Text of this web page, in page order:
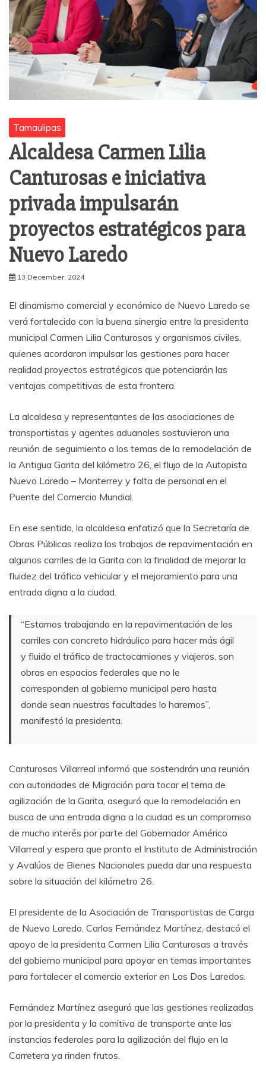
Tamaulipas
Alcaldesa Carmen Lilia
Canturosas e iniciativa
privada impulsarán
proyectos estratégicos para
Nuevo Laredo
13 December, 2024
El dinamismo comercial y económico de Nuevo Laredo se
verá fortalecido con la buena sinergia entre la presidenta
municipal Carmen Lilia Canturosas y organismos civiles,
quienes acordaron impulsar las gestiones para hacer
realidad proyectos estratégicos que potenciarán las
ventajas competitivas de esta frontera.
La alcaldesa y representantes de las asociaciones de
transportistas y agentes aduanales sostuvieron una
reunión de seguimiento a los temas de la remodelación de
la Antigua Garita del kilómetro 26, el flujo de la Autopista
Nuevo Laredo – Monterrey y falta de personal en el
Puente del Comercio Mundial.
En ese sentido, la alcaldesa enfatizó que la Secretaría de
Obras Públicas realiza los trabajos de repavimentación en
algunos carriles de la Garita con la finalidad de mejorar la
fluidez del tráfico vehicular y el mejoramiento para una
entrada digna a la ciudad.
“Estamos trabajando en la repavimentación de los
carriles con concreto hidráulico para hacer más ágil
y fluido el tráfico de tractocamiones y viajeros, son
obras en espacios federales que no le
corresponden al gobierno municipal pero hasta
donde sean nuestras facultades lo haremos”,
manifestó la presidenta.
Canturosas Villarreal informó que sostendrán una reunión
con autoridades de Migración para tocar el tema de
agilización de la Garita, aseguró que la remodelación en
busca de una entrada digna a la ciudad es un compromiso
de mucho interés por parte del Gobernador Américo
Villarreal y espera que pronto el Instituto de Administración
y Avalúos de Bienes Nacionales pueda dar una respuesta
sobre la situación del kilómetro 26.
El presidente de la Asociación de Transportistas de Carga
de Nuevo Laredo, Carlos Fernández Martínez, destacó el
apoyo de la presidenta Carmen Lilia Canturosas a través
del gobierno municipal para apoyar en temas importantes
para fortalecer el comercio exterior en Los Dos Laredos.
Fernández Martínez aseguró que las gestiones realizadas
por la presidenta y la comitiva de transporte ante las
instancias federales para la agilización del flujo en la
Carretera ya rinden frutos.